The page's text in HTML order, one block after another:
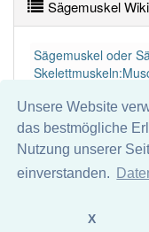
Unsere Website
das bestmögliche
Nutzung unserer
einverstanden.
X
Sägemuskel Wiki
Sägemuskel oder
Musculus serratus
Mehr lesen
Wir übernehmen